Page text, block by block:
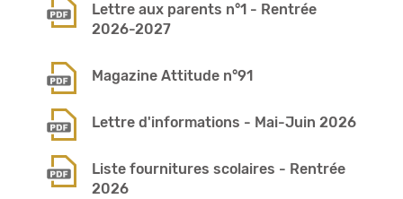
Lettre aux parents n°1 - Rentrée
2026-2027
Magazine Attitude n°91
Lettre d'informations - Mai-Juin 2026
Liste fournitures scolaires - Rentrée
2026